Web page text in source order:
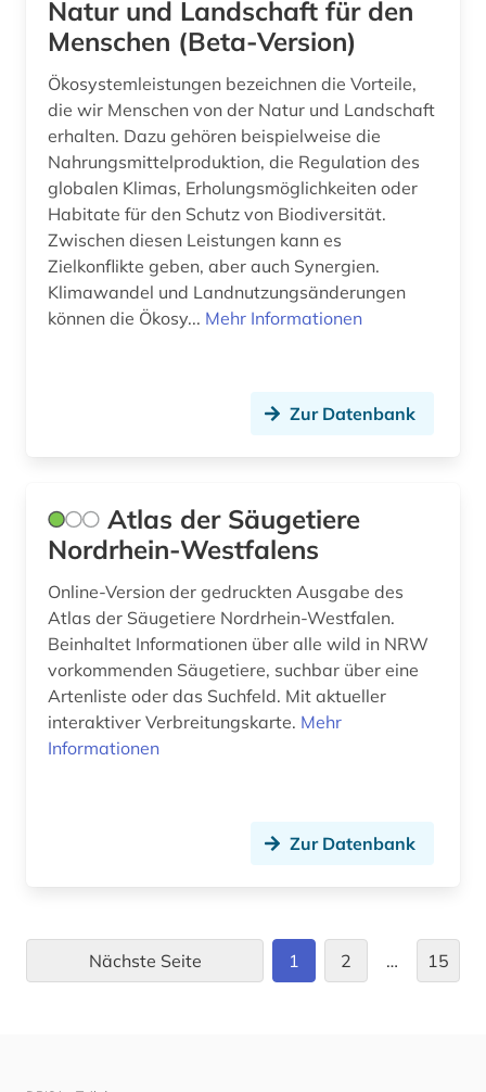
hochschullehre (1)
holzbearbeitung (1)
huftiere (1)
humboldt, alexander von | geograf;
naturwissenschaftler; forschungsreisender;
hunger (1)
immunologie (1)
indien (1)
infektionskrankheit (1)
informatik (3)
ingenieurwissenschaften (4)
insekten (2)
Natur und Landschaft für den
Menschen (Beta-Version)
Ökosystemleistungen bezeichnen die Vorteile,
die wir Menschen von der Natur und Landschaft
erhalten. Dazu gehören beispielweise die
Nahrungsmittelproduktion, die Regulation des
globalen Klimas, Erholungsmöglichkeiten oder
Habitate für den Schutz von Biodiversität.
Zwischen diesen Leistungen kann es
Zielkonflikte geben, aber auch Synergien.
Klimawandel und Landnutzungsänderungen
können die Ökosy... Mehr Informationen
Zur Datenbank
Atlas der Säugetiere
Nordrhein-Westfalens
Online-Version der gedruckten Ausgabe des
Atlas der Säugetiere Nordrhein-Westfalen.
Beinhaltet Informationen über alle wild in NRW
vorkommenden Säugetiere, suchbar über eine
Artenliste oder das Suchfeld. Mit aktueller
interaktiver Verbreitungskarte. Mehr
Informationen
Zur Datenbank
Nächste Seite 1 2 … 15